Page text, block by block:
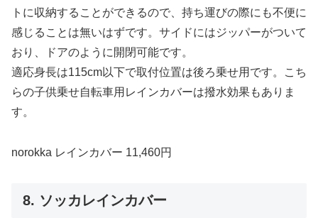
トに収納することができるので、持ち運びの際にも不便に
感じることは無いはずです。サイドにはジッパーがついて
おり、ドアのように開閉可能です。
適応身長は115cm以下で取付位置は後ろ乗せ用です。こち
らの子供乗せ自転車用レインカバーは撥水効果もありま
す。
norokka レインカバー 11,460円
8. ソッカレインカバー